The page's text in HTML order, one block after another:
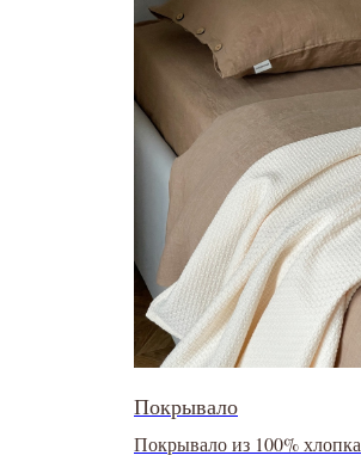
Покрывало
Покрывало из 100% хлопка